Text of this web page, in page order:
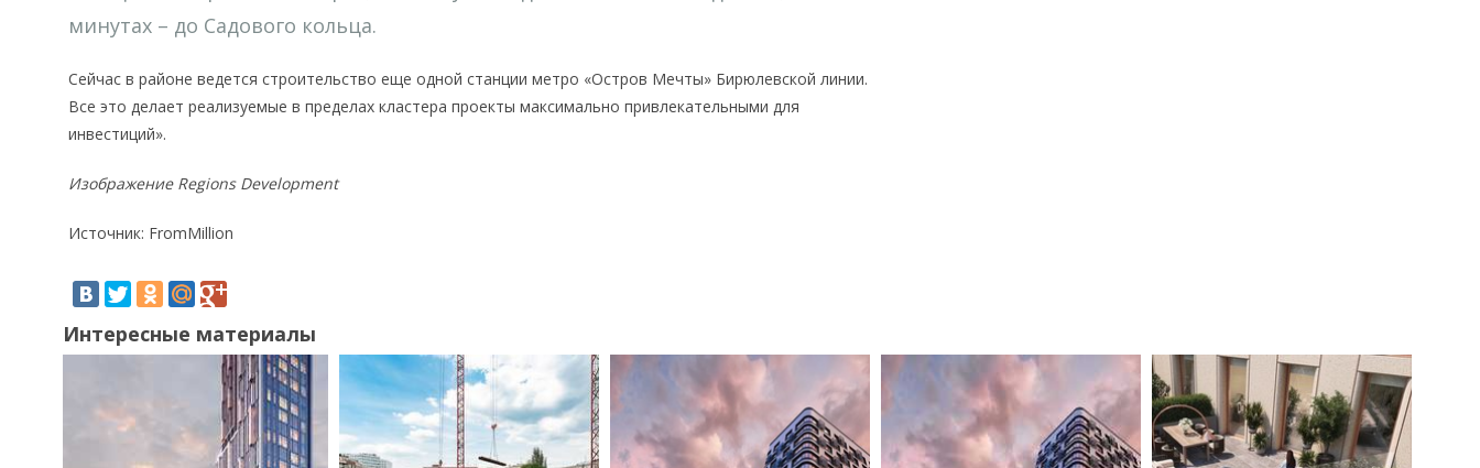
минутах – до Садового кольца.
Сейчас в районе ведется строительство еще одной станции метро «Остров Мечты» Бирюлевской линии.
Все это делает реализуемые в пределах кластера проекты максимально привлекательными для
инвестиций».
Изображение Regions Development
Источник: FromMillion
Интересные материалы